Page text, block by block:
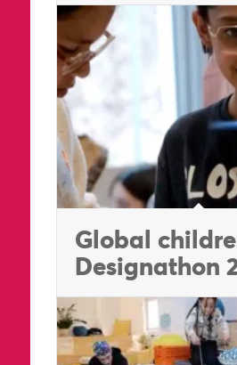
Global
Designathon